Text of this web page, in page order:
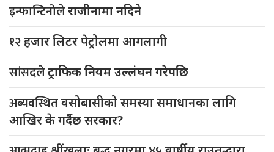
इन्फान्टिनोलेराजीनामा नदिने
१२हजार लिटर पेट्रोलमा आगलागी
सांसदलेट्राफिक नियम उल्लंघन गरेपछि
अब्यवस्थितवसोबासीको समस्या समाधानका लागि
आखिर के गर्दैछ सरकार?